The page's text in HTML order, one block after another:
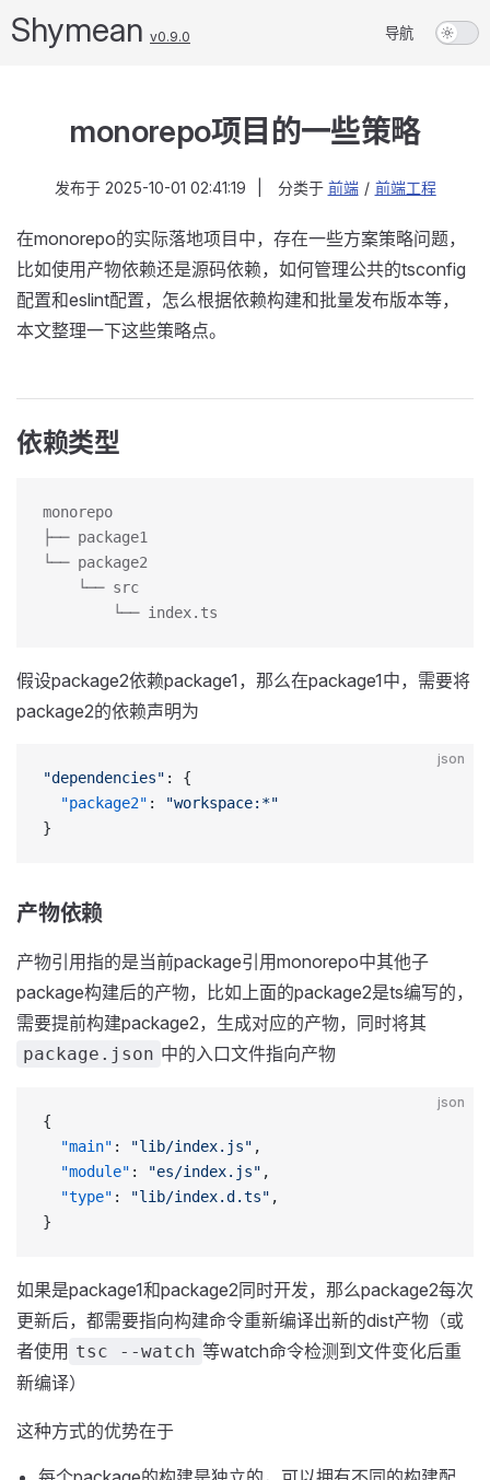
Shymean v0.9.0 导航
monorepo项目的一些策略
发布于 2025-10-01 02:41:19 分类于 前端 / 前端工程
在monorepo的实际落地项目中，存在一些方案策略问题，
比如使用产物依赖还是源码依赖，如何管理公共的tsconfig
配置和eslint配置，怎么根据依赖构建和批量发布版本等，
本文整理一下这些策略点。
依赖类型
monorepo
├── package1
└── package2
    └── src
        └── index.ts
假设package2依赖package1，那么在package1中，需要将
package2的依赖声明为
json
"dependencies" : {
  "package2"
:
"workspace:*"
}
产物依赖
产物引用指的是当前package引用monorepo中其他子
package构建后的产物，比如上面的package2是ts编写的，
需要提前构建package2，生成对应的产物，同时将其
package.json 中的入口文件指向产物
json
{
  "main"
: "lib/index.js" ,
  "module"
: "es/index.js" ,
  "type"
: "lib/index.d.ts" ,
}
如果是package1和package2同时开发，那么package2每次
更新后，都需要指向构建命令重新编译出新的dist产物（或
者使用 tsc --watch 等watch命令检测到文件变化后重
新编译）
这种方式的优势在于